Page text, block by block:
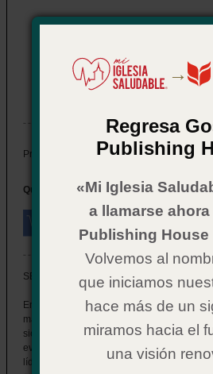
Fomentemos un
Item # 02CX4248
Price:
Quantity:
SERIE DE ENTRENAMIENTO MOMENTUM
En el ministerio, el manejo eficaz del aula
mantener el orden, sino de crear un
sientan seguros, valorados y listos para
evangelio. Esta guía práctica está diseñada
líderes con técnicas comprobadas para
→
Regresa
Publishing
«Mi Iglesia
a llamarse
Publishing House
Volvemos al
que iniciamos
hace más de un
miramos hacia el
una visión